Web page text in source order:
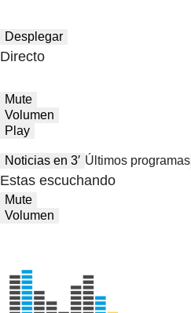
Desplegar
Directo
Mute
Volumen
Play
Noticias en 3′ Últimos programas
Estas escuchando
Mute
Volumen